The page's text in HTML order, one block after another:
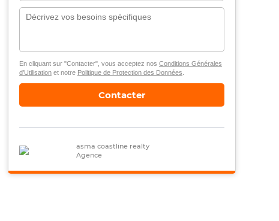
En cliquant sur "Contacter", vous acceptez nos Conditions Générales
d’Utilisationet notre Politique de Protection des Données
Contacter
asma coastline realty
Agence